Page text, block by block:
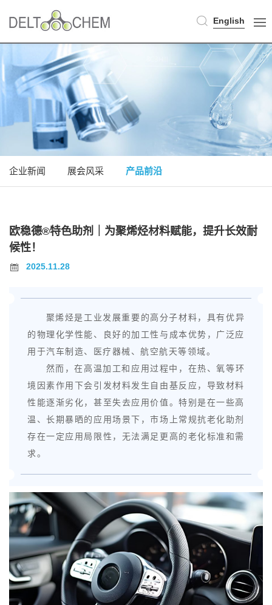
English
企业新闻 展会风采 产品前沿
欧稳德®特色助剂｜为聚烯烃材料赋能，提升长效耐
候性！
2025.11.28
聚烯烃是工业发展重要的高分子材料，具有优异
的物理化学性能、良好的加工性与成本优势，广泛应
用于汽车制造、医疗器械、航空航天等领域。
然而，在高温加工和应用过程中，在热、氧等环
境因素作用下会引发材料发生自由基反应，导致材料
性能逐渐劣化，甚至失去应用价值。特别是在一些高
温、长期暴晒的应用场景下，市场上常规抗老化助剂
存在一定应用局限性，无法满足更高的老化标准和需
求。